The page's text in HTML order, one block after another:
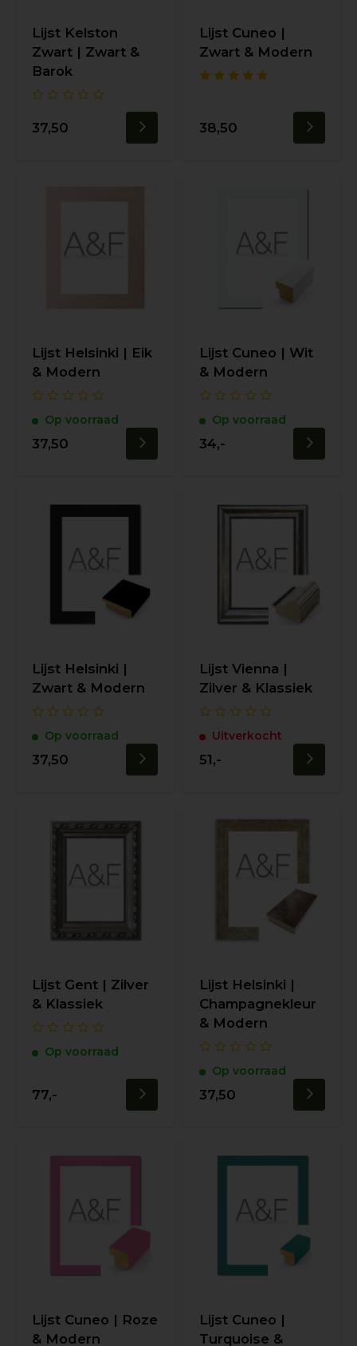
Lijst Kelston
Zwart | Zwart &
Barok
37,50
Lijst Cuneo |
Zwart & Modern
38,50
Lijst Helsinki | Eik
& Modern
Op voorraad
37,50
Lijst Cuneo | Wit
& Modern
Op voorraad
34,-
Lijst Helsinki |
Zwart & Modern
Op voorraad
37,50
Lijst Vienna |
Zilver & Klassiek
Uitverkocht
51,-
Lijst Gent | Zilver
& Klassiek
Op voorraad
77,-
Lijst Helsinki |
Champagnekleur
& Modern
Op voorraad
37,50
Lijst Cuneo | Roze
& Modern
Lijst Cuneo |
Turquoise &